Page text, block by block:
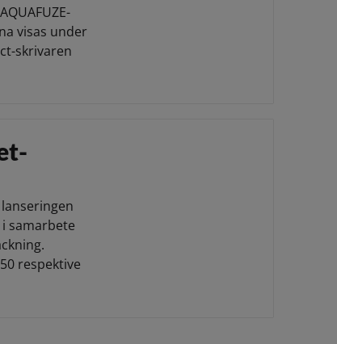
visas under
skrivaren
samarbete
respektive